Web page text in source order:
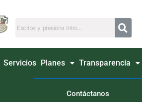
Servicios Planes Transparencia
Contáctanos